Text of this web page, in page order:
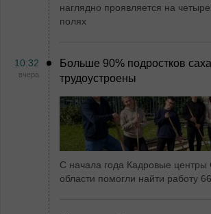
наглядно проявляется на
полях
10:32
вчера
Больше 90% подростков
трудоустроены
С начала года Кадровые центры
области помогли найти работу